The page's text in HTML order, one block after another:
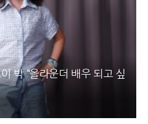
박 “올라운더 배우 되고 싶